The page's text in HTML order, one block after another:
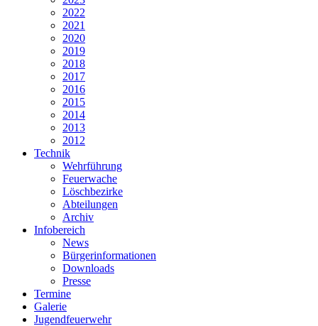
2022
2021
2020
2019
2018
2017
2016
2015
2014
2013
2012
Technik
Wehrführung
Feuerwache
Löschbezirke
Abteilungen
Archiv
Infobereich
News
Bürgerinformationen
Downloads
Presse
Termine
Galerie
Jugendfeuerwehr